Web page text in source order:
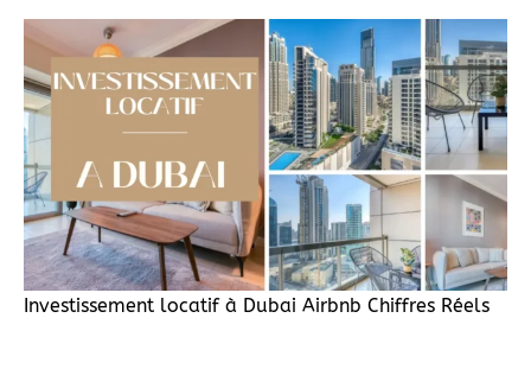
Investissement locatif à Dubai Airbnb Chiffres Réels